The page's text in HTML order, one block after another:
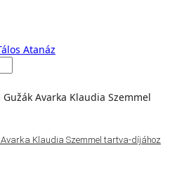
Atanáz
Klaudia Szemmel tartva-díjához